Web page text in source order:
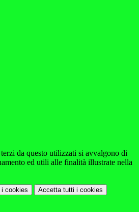
da questo utilizzati si avvalgono di
ed utili alle finalità illustrate nella
i cookies Accetta tutti i cookies